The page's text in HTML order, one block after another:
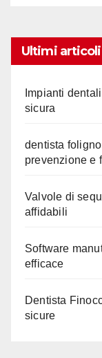
Ultimi articoli
Impianti
sicura
dentista
prevenzione e
Valvole di
affidabili
Software
efficace
Dentista
sicure